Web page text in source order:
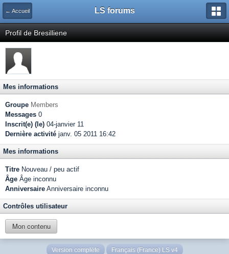
← Accueil LS forums
Profil de Bresilliene
Mes informations
Groupe Members
Messages 0
Inscrit(e) (le) 04-janvier 11
Dernière activité janv. 05 2011 16:42
Mes informations
Titre Nouveau / peu actif
Âge Âge inconnu
Anniversaire Anniversaire inconnu
Contrôles utilisateur
Mon contenu
Version complète Français (France) LS v4